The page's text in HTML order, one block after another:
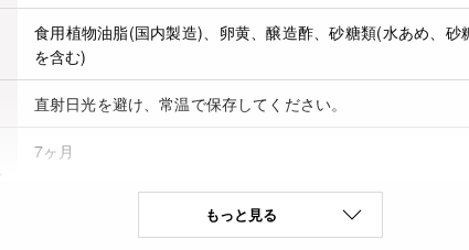
食用植物油脂(国内製造)、卵黄、醸造酢、砂糖類(水あめ、
を含む)
直射日光を避け、常温で保存してください。
7ヶ月
もっと見る